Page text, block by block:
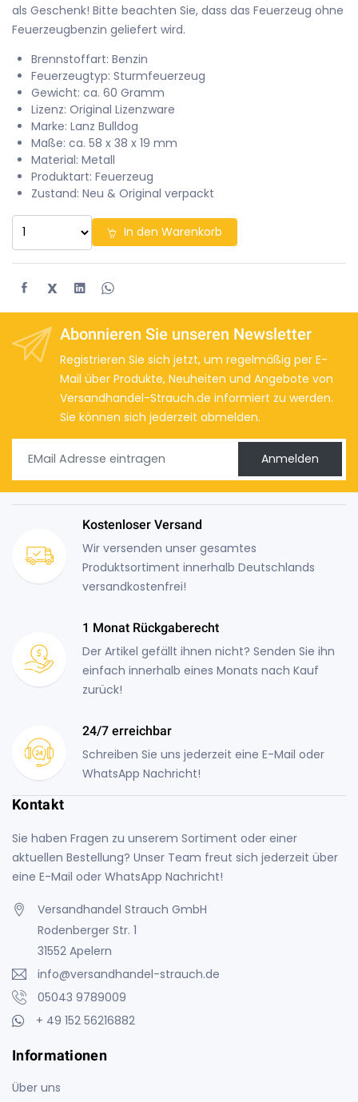
als Geschenk! Bitte beachten Sie, dass das Feuerzeug ohne
Feuerzeugbenzin geliefert wird.
Brennstoffart: Benzin
Feuerzeugtyp: Sturmfeuerzeug
Gewicht: ca. 60 Gramm
Lizenz: Original Lizenzware
Marke: Lanz Bulldog
Maße: ca. 58 x 38 x 19 mm
Material: Metall
Produktart: Feuerzeug
Zustand: Neu & Original verpackt
In den Warenkorb
X
Abonnieren Sie unseren Newsletter
Registrieren Sie sich jetzt, um regelmäßig per E-
Mail über Produkte, Neuheiten und Angebote von
Versandhandel-Strauch.de informiert zu werden.
Sie können sich jederzeit abmelden.
Anmelden
Kostenloser Versand
Wir versenden unser gesamtes
Produktsortiment innerhalb Deutschlands
versandkostenfrei!
1 Monat Rückgaberecht
Der Artikel gefällt ihnen nicht? Senden Sie ihn
einfach innerhalb eines Monats nach Kauf
zurück!
24/7 erreichbar
Schreiben Sie uns jederzeit eine E-Mail oder
WhatsApp Nachricht!
Kontakt
Sie haben Fragen zu unserem Sortiment oder einer
aktuellen Bestellung? Unser Team freut sich jederzeit über
eine E-Mail oder WhatsApp Nachricht!
Versandhandel Strauch GmbH
Rodenberger Str. 1
31552 Apelern
info@versandhandel-strauch.de
05043 9789009
+ 49 152 56216882
Informationen
Über uns